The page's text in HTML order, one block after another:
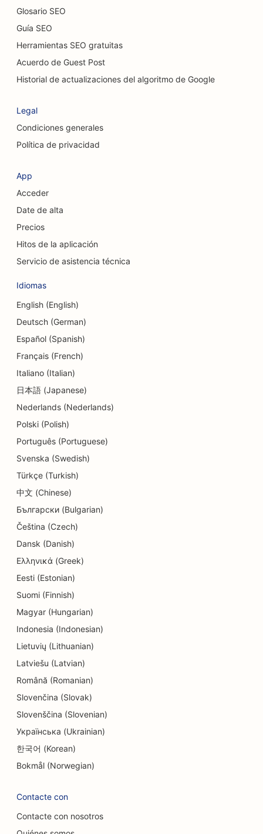
SEO para servicios de limpieza
SEO para quiroprácticos
SEO para servicios de peeling químico
SEO para cirujanos craneofaciales
SEO para cafeterías
SEO para cooperativas de crédito
SEO para tiendas de delicatessen
SEO para servicios de asesoramiento sobre
SEO para servicios de cambio de divisas
SEO para estudios de danza
SEO para servicios de dermoabrasión
SEO para guarderías
SEO para clínicas dentales
SEO para tiendas de detalles
SEO para comensales
SEO para Servicios de Educación y Atención a la
Infancia
SEO para tiendas de donuts
SEO para tintorerías
SEO para tiendas de electrónica
SEO para empresas de ingeniería
SEO para endodoncistas
SEO para Escape Rooms
OE para restaurantes étnicos
SEO para servicios de lifting facial
SEO para planificadores financieros
Glosario SEO
Guía SEO
Herramientas SEO gratuitas
Acuerdo de Guest Post
Historial de actualizaciones del algoritmo de Google
Legal
Condiciones generales
Política de privacidad
App
Acceder
Date de alta
Precios
Hitos de la aplicación
Servicio de asistencia técnica
Idiomas
English (English)
Deutsch (German)
Español (Spanish)
Français (French)
Italiano (Italian)
日本語 (Japanese)
Nederlands (Nederlands)
Polski (Polish)
Português (Portuguese)
Svenska (Swedish)
Türkçe (Turkish)
中文 (Chinese)
Български (Bulgarian)
Čeština (Czech)
Dansk (Danish)
Ελληνικά (Greek)
Eesti (Estonian)
Suomi (Finnish)
Magyar (Hungarian)
Indonesia (Indonesian)
Lietuvių (Lithuanian)
Latviešu (Latvian)
Română (Romanian)
Slovenčina (Slovak)
Slovenščina (Slovenian)
Українська (Ukrainian)
한국어 (Korean)
Bokmål (Norwegian)
Contacte con
Contacte con nosotros